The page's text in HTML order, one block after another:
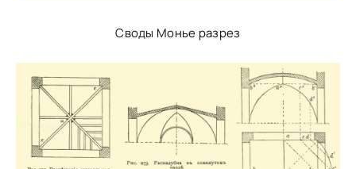
Своды Монье разрез